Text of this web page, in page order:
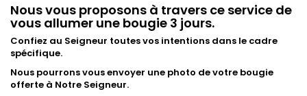
Nous vous proposons à travers ce service de
vous allumer une bougie 3 jours.
Confiez au Seigneur toutes vos intentions dans le cadre
spécifique.
Nous pourrons vous envoyer une photo de votre bougie
offerte à Notre Seigneur.